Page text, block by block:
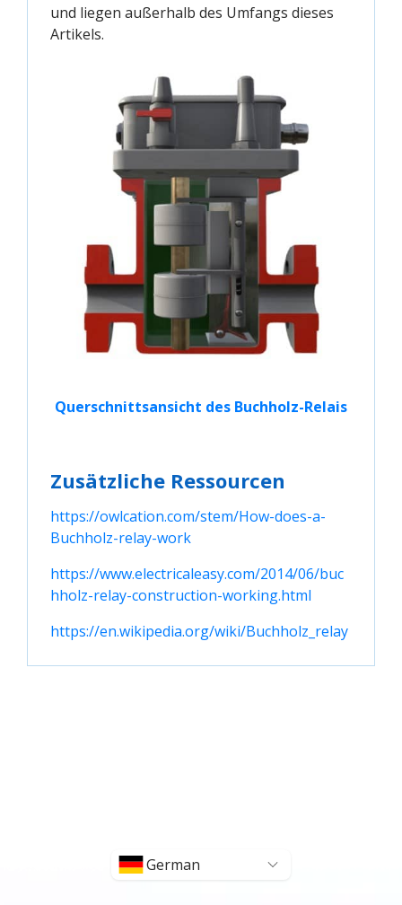
und liegen außerhalb des Umfangs dieses
Artikels.
Querschnittsansicht des Buchholz-Relais
Zusätzliche Ressourcen
https://owlcation.com/stem/How-does-a-
Buchholz-relay-work
https://www.electricaleasy.com/2014/06/buc
hholz-relay-construction-working.html
https://en.wikipedia.org/wiki/Buchholz_relay
German